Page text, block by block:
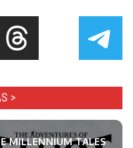
>
MILLENNIUM TALES